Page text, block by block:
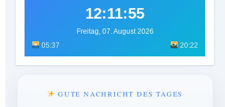
12:11:57
Freitag, 07. August 2026
05:37
20:22
GUTE NACHRICHT DES TAGES